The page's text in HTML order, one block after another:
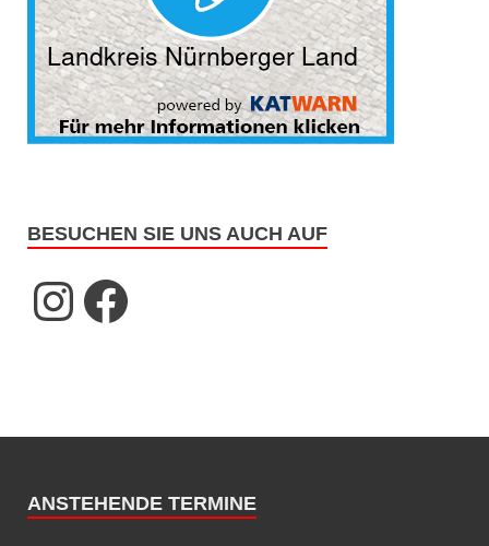
BESUCHEN SIE UNS AUCH AUF
ANSTEHENDE TERMINE